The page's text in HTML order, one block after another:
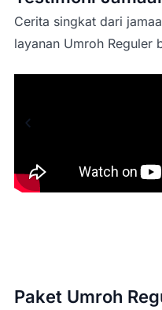
Cerita singkat dari
layanan Umroh Reguler
Paket Umroh